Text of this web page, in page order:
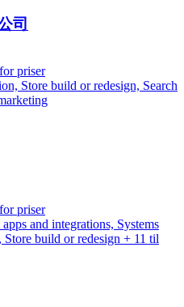
司
priser
Store build or redesign, Search
priser
and integrations, Systems
build or redesign + 11 til